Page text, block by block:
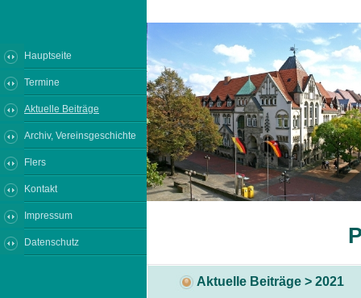
Hauptseite
Termine
Aktuelle Beiträge
Archiv, Vereinsgeschichte
Flers
Kontakt
Impressum
Datenschutz
Aktuelle Beiträge > 2021